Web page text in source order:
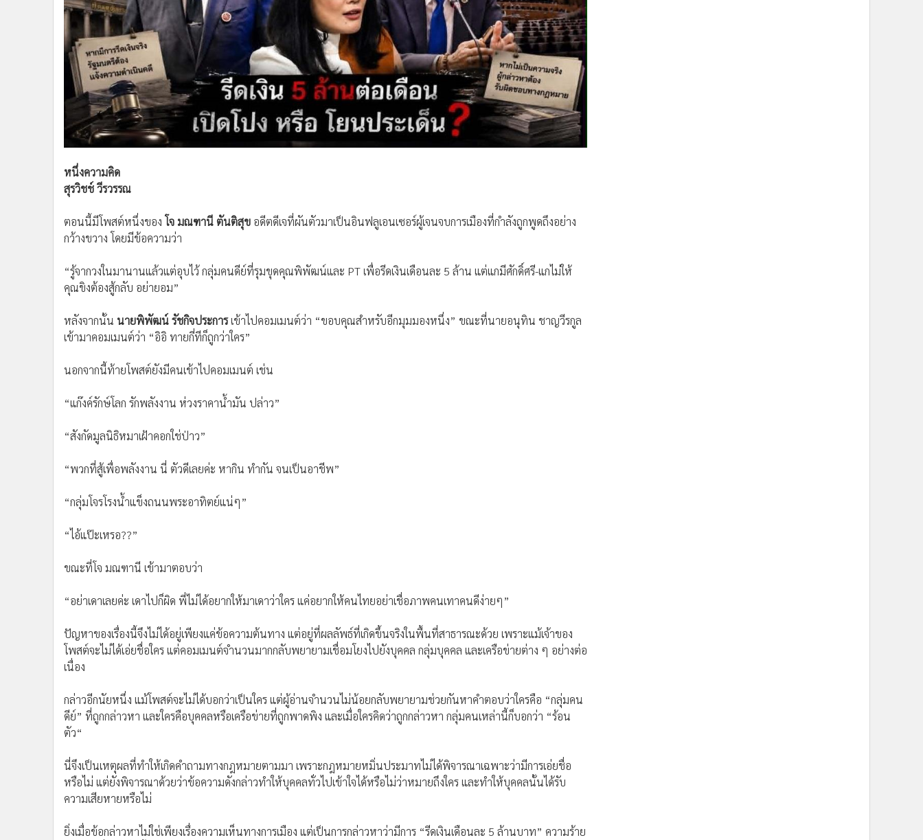
Celeb Online
Gotomanager
หนึ่งความคิด
สุรวิชช์ วีรวรรณ
ตอนนี้มีโพสต์หนึ่งของ โจ มณฑานี ตันติสุข อดีตดีเจที่ผันตัวมาเป็นอินฟลูเอนเซอร์ผู้เจนจบการเมืองที่กำลังถูกพูดถึงอย่าง
กว้างขวาง โดยมีข้อความว่า
“รู้จากวงในมานานแล้วแต่อุบไว้ กลุ่มคนดีย์ที่รุมขุดคุณพิพัฒน์และ PT เพื่อรีดเงินเดือนละ 5 ล้าน แต่แกมีศักดิ์ศรี-แกไม่ให้
คุณขิงต้องสู้กลับ อย่ายอม”
หลังจากนั้น นายพิพัฒน์ รัชกิจประการเข้าไปคอมเมนต์ว่า “ขอบคุณสำหรับอีกมุมมองหนึ่ง” ขณะที่นายอนุทิน ชาญวีรกูล
เข้ามาคอมเมนต์ว่า “อิอิ ทายกี่ทีก็ถูกว่าใคร”
นอกจากนี้ท้ายโพสต์ยังมีคนเข้าไปคอมเมนต์ เช่น
“แก๊งค์รักษ์โลก รักพลังงาน ห่วงราคาน้ำมัน ปล่าว”
“สังกัดมูลนิธิหมาเฝ้าคอกใช่ป่าว”
“พวกที่สู้เพื่อพลังงาน นี่ ตัวดีเลยค่ะ หากิน ทำกัน จนเป็นอาชีพ”
“กลุ่มโจรโรงน้ำแข็งถนนพระอาทิตย์แน่ๆ”
“ไอ้แป๊ะเหรอ??”
ขณะที่โจ มณฑานี เข้ามาตอบว่า
“อย่าเดาเลยค่ะ เดาไปก็ผิด พี่ไม่ได้อยากให้มาเดาว่าใคร แค่อยากให้คนไทยอย่าเชื่อภาพคนเทาคนดีง่ายๆ”
ปัญหาของเรื่องนี้จึงไม่ได้อยู่เพียงแค่ข้อความต้นทาง แต่อยู่ที่ผลลัพธ์ที่เกิดขึ้นจริงในพื้นที่สาธารณะด้วย เพราะแม้เจ้าของ
โพสต์จะไม่ได้เอ่ยชื่อใคร แต่คอมเมนต์จำนวนมากกลับพยายามเชื่อมโยงไปยังบุคคล กลุ่มบุคคล และเครือข่ายต่าง ๆ อย่างต่อ
เนื่อง
กล่าวอีกนัยหนึ่ง แม้โพสต์จะไม่ได้บอกว่าเป็นใคร แต่ผู้อ่านจำนวนไม่น้อยกลับพยายามช่วยกันหาคำตอบว่าใครคือ “กลุ่มคน
ดีย์” ที่ถูกกล่าวหา และใครคือบุคคลหรือเครือข่ายที่ถูกพาดพิง และเมื่อใครคิดว่าถูกกล่าวหา กลุ่มคนเหล่านี้ก็บอกว่า “ร้อน
ตัว“
นี่จึงเป็นเหตุผลที่ทำให้เกิดคำถามทางกฎหมายตามมา เพราะกฎหมายหมิ่นประมาทไม่ได้พิจารณาเฉพาะว่ามีการเอ่ยชื่อ
หรือไม่ แต่ยังพิจารณาด้วยว่าข้อความดังกล่าวทำให้บุคคลทั่วไปเข้าใจได้หรือไม่ว่าหมายถึงใคร และทำให้บุคคลนั้นได้รับ
ความเสียหายหรือไม่
ยิ่งเมื่อข้อกล่าวหาไม่ใช่เพียงเรื่องความเห็นทางการเมือง แต่เป็นการกล่าวหาว่ามีการ “รีดเงินเดือนละ 5 ล้านบาท” ความร้าย